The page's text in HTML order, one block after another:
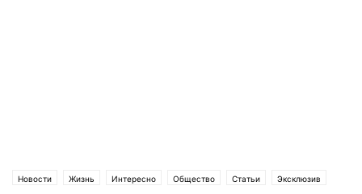
Новости Жизнь Интересно Общество Статьи Эксклюзив